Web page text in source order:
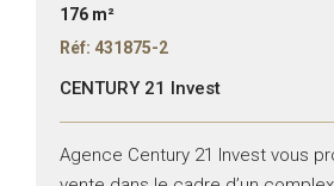
176 m²
Réf: 431875-2
CENTURY 21 Invest
Agence Century 21 Invest vous